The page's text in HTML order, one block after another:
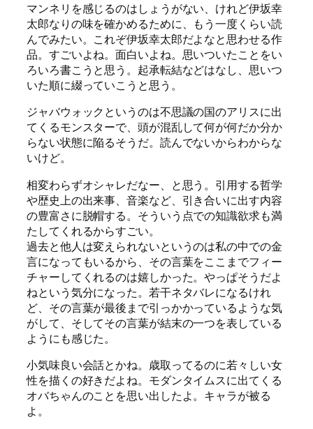
マンネリを感じるのはしょうがない、けれど伊坂幸
太郎なりの味を確かめるために、もう一度くらい読
んでみたい。これぞ伊坂幸太郎だよなと思わせる作
品。すごいよね。面白いよね。思いついたことをい
ろいろ書こうと思う。起承転結などはなし、思いつ
いた順に綴っていこうと思う。
ジャバウォックというのは不思議の国のアリスに出
てくるモンスターで、頭が混乱して何が何だか分か
らない状態に陥るそうだ。読んでないからわからな
いけど。
相変わらずオシャレだなー、と思う。引用する哲学
や歴史上の出来事、音楽など、引き合いに出す内容
の豊富さに脱帽する。そういう点での知識欲求も満
たしてくれるからすごい。
過去と他人は変えられないというのは私の中での金
言になってもいるから、その言葉をここまでフィー
チャーしてくれるのは嬉しかった。やっぱそうだよ
ねという気分になった。若干ネタバレになるけれ
ど、その言葉が最後まで引っかかっているような気
がして、そしてその言葉が結末の一つを表している
ようにも感じた。
小気味良い会話とかね。歳取ってるのに若々しい女
性を描くの好きだよね。モダンタイムスに出てくる
オバちゃんのことを思い出したよ。キャラが被る
よ。